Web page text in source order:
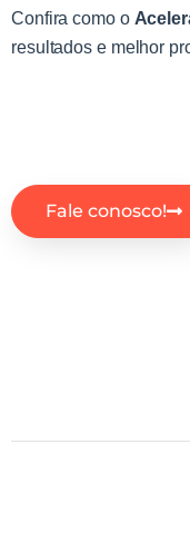
Confira como o
resultados e melhor
Fale conosco!